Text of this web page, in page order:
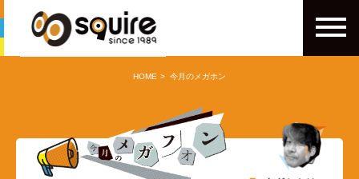
HOME 今月のメガホン